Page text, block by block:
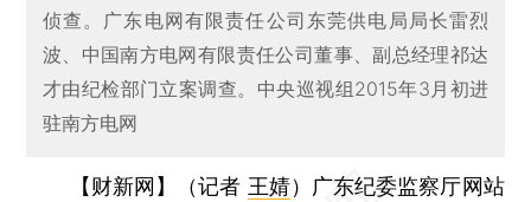
侦查。广东电网有限责任公司东莞供电局局长雷烈
波、中国南方电网有限责任公司董事、副总经理祁达
才由纪检部门立案调查。中央巡视组2015年3月初进
驻南方电网
【财新网】（记者 王婧）
广东纪委监察厅网站